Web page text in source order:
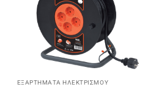
ΕΞΑΡΤΉΜΑΤΑ ΗΛΕΚΤΡΙΣΜΟΎ